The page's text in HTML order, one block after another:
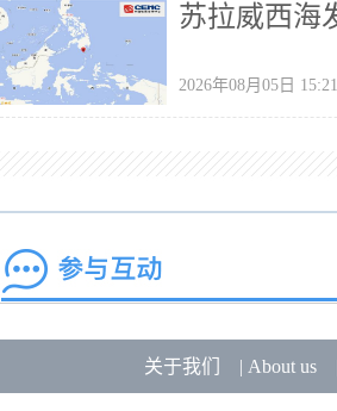
苏拉威西海
2026年08月05日
关于我们 | About us